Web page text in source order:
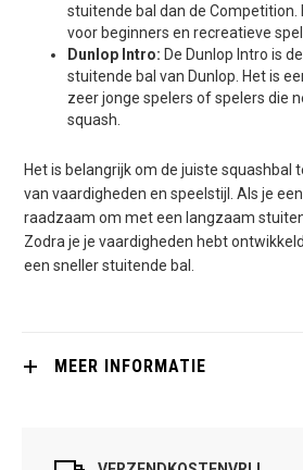
stuitende bal dan de Competition.
voor beginners en recreatieve
Dunlop Intro: De Dunlop Intro is
stuitende bal van Dunlop. Het is
zeer jonge spelers of spelers die
squash.
Het is belangrijk om de juiste squashbal
van vaardigheden en speelstijl. Als je
raadzaam om met een langzaam
Zodra je je vaardigheden hebt
een sneller stuitende bal.
MEER INFORMATIE